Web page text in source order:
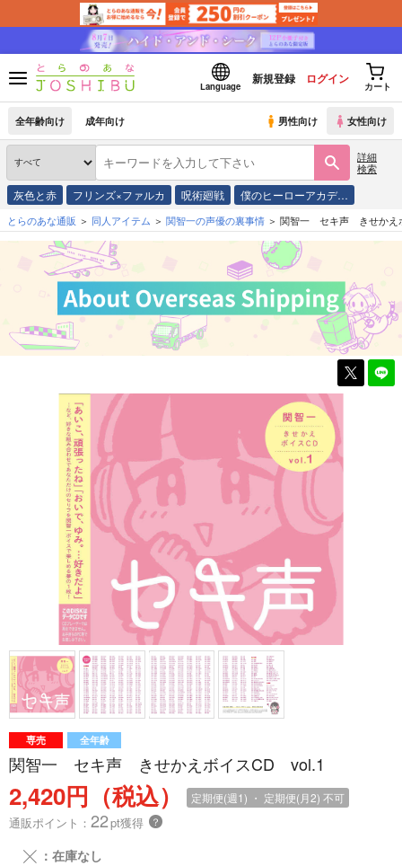
Language
新規登録 ログイン
カート
全年齢向け 成年向け 男性向け 女性向け
詳細
検索
灰色と赤 フリンズ×ファルカ 呪術廻戦 僕のヒーローアカデ…
とらのあな通販 同人アイテム 関智一の声優の裏事情 関智一 セキ声 きせかえ
専売 全年齢
関智一 セキ声 きせかえボイスCD vol.1
2,420円（税込） 定期便(週1) ・ 定期便(月2) 不可
通販ポイント： 22pt獲得 ？
╳ ：在庫なし